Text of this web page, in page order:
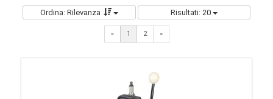
Ordina: Rilevanza Risultati: 20
« 1 2 »Next